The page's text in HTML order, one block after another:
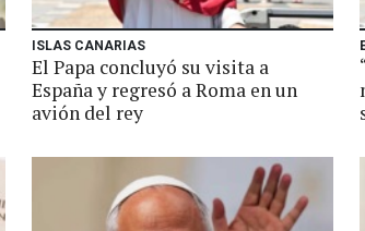
ISLAS CANARIAS
El Papa concluyó su visita a
España y regresó a Roma en un
avión del rey